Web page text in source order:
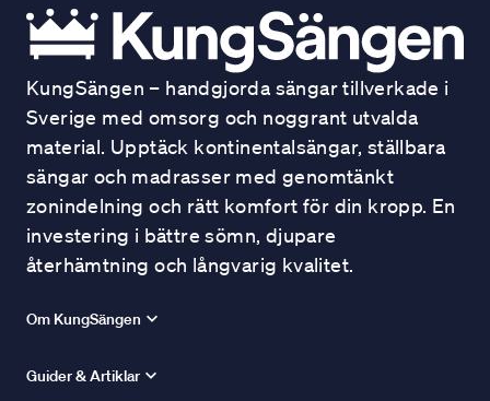
KungSängen – handgjorda sängar tillverkade i
Sverige med omsorg och noggrant utvalda
material. Upptäck kontinentalsängar, ställbara
sängar och madrasser med genomtänkt
zonindelning och rätt komfort för din kropp. En
investering i bättre sömn, djupare
återhämtning och långvarig kvalitet.
Om KungSängen
Guider & Artiklar